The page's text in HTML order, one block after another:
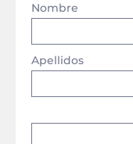
Nombre
Apellidos